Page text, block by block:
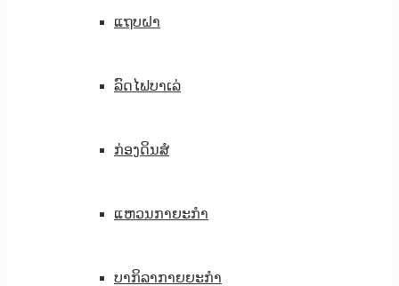
ແຖບຝາ
ລົດໄຟບາເລ່
ກ່ອງດິນສໍ
ແຫວນກາຍະກຳ
ບາກິລາກາຍຍະກຳ